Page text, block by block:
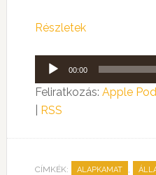
Részletek
Audió
lejátszó
00:00
Feliratkozás: Apple
RSS
CÍMKÉK: ALAPKAMAT ,